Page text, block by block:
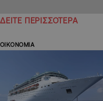
ΔΕΙΤΕ ΠΕΡΙΣΣΟΤΕΡΑ
ΟΙΚΟΝΟΜΙΑ